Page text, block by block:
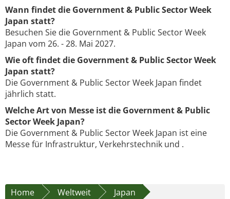
Wann findet die Government & Public Sector Week
Japan statt?
Besuchen Sie die Government & Public Sector Week
Japan vom 26. - 28. Mai 2027.
Wie oft findet die Government & Public Sector Week
Japan statt?
Die Government & Public Sector Week Japan findet
jährlich statt.
Welche Art von Messe ist die Government & Public
Sector Week Japan?
Die Government & Public Sector Week Japan ist eine
Messe für Infrastruktur, Verkehrstechnik und .
Home Weltweit
Japan